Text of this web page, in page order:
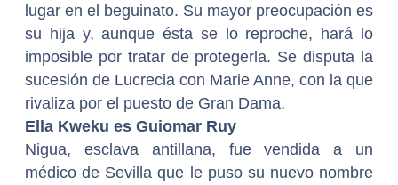
lugar en el beguinato. Su mayor preocupación es
su hija y, aunque ésta se lo reproche, hará lo
imposible por tratar de protegerla. Se disputa la
sucesión de Lucrecia con Marie Anne, con la que
rivaliza por el puesto de Gran Dama.
Ella Kweku es Guiomar Ruy
Nigua, esclava antillana, fue vendida a un
médico de Sevilla que le puso su nuevo nombre